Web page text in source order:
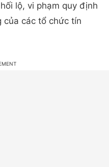
lộ, vi phạm quy định
của các tổ chức tín